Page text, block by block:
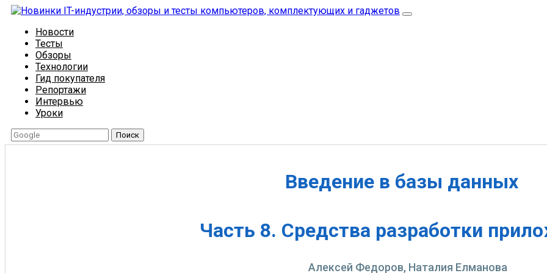
Новости
Тесты
Обзоры
Технологии
Гид покупателя
Репортажи
Интервью
Уроки
Поиск
Введение в базы данных
Часть 8. Средства разработки
Алексей Федоров, Наталия Елманова